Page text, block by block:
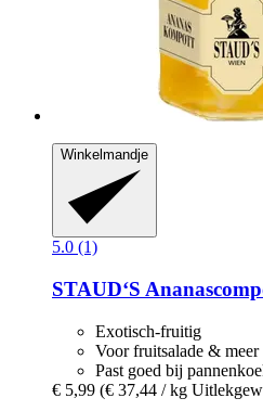
Winkelmandje
5.0 (1)
STAUD‘S
Exotisch-fruitig
Voor fruitsalade & meer
Past goed bij
€ 5,99 (€ 37,44 / kg